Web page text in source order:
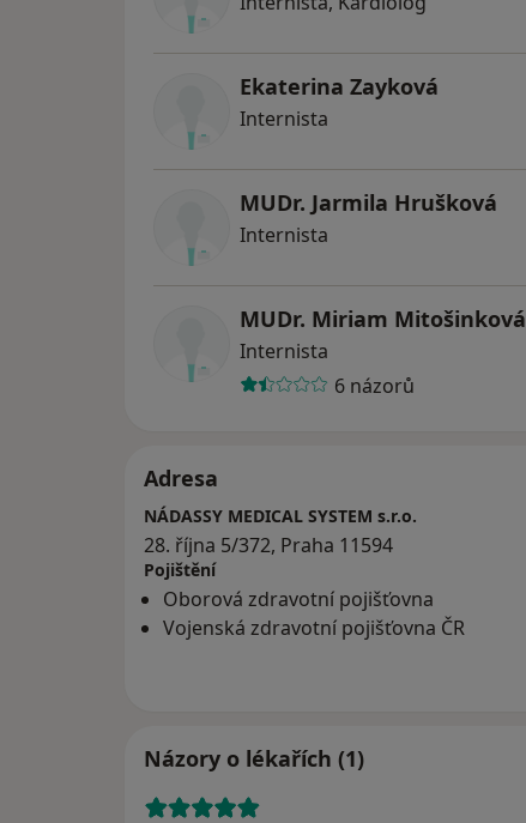
Ekaterina Zayková
Internista
MUDr. Jarmila Hrušková
Internista
MUDr. Miriam Mitošinková
Internista
6 názorů
Adresa
NÁDASSY MEDICAL SYSTEM s.r.o.
28. října 5/372, Praha 11594
Pojištění
Oborová zdravotní pojišťovna
Vojenská zdravotní pojišťovna ČR
Názory o lékařích (1)